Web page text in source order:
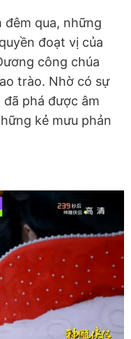
qua, những
đoạt vị của
công chúa
trào. Nhờ có sự
phá được âm
kẻ mưu phản